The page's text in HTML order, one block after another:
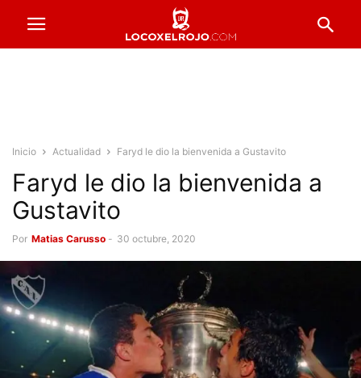
Inicio Actualidad Faryd le dio la bienvenida a Gustavito
Faryd le dio la bienvenida a
Gustavito
Por Matias Carusso - 30 octubre, 2020